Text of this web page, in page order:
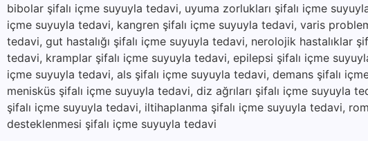
bibolar şifalı içme suyuyla tedavi, uyuma zorlukları şifalı içme
içme suyuyla tedavi, kangren şifalı içme suyuyla tedavi, varis
tedavi, gut hastalığı şifalı içme suyuyla tedavi, nerolojik hastalıklar
tedavi, kramplar şifalı içme suyuyla tedavi, epilepsi şifalı içme
içme suyuyla tedavi, als şifalı içme suyuyla tedavi, demans şifalı
menisküs şifalı içme suyuyla tedavi, diz ağrıları şifalı içme suyuyla
şifalı içme suyuyla tedavi, iltihaplanma şifalı içme suyuyla tedavi,
desteklenmesi şifalı içme suyuyla tedavi